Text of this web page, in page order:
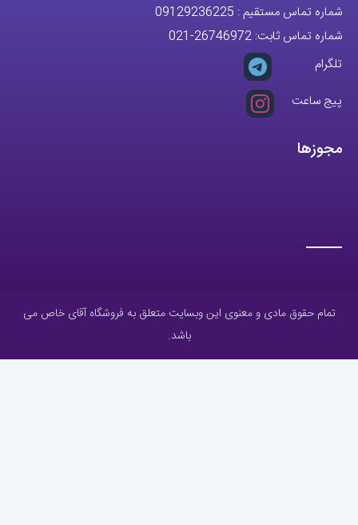
شماره تماس مستقیم : 09129236225
شماره تماس ثابت: 26746972
-021
تلگرام
پیج ساعت
مجوزها
تمام حقوق مادی و معنوی این وبسایت متعلق به فروشگاه آقای خاص می
باشد.